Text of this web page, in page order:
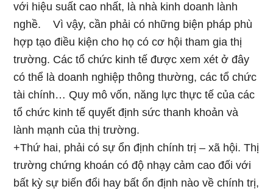
với hiệu suất cao nhất, là nhà kinh doanh lành
nghề. Vì vậy, cần phải có những biện pháp phù
hợp tạo điều kiện cho họ có cơ hội tham gia thị
trường. Các tổ chức kinh tế được xem xét ở đây
có thể là doanh nghiệp thông thường, các tổ chức
tài chính… Quy mô vốn, năng lực thực tế của các
tổ chức kinh tế quyết định sức thanh khoản và
lành mạnh của thị trường.
+Thứ hai, phải có sự ổn định chính trị – xã hội. Thị
trường chứng khoán có độ nhạy cảm cao đối với
bất kỳ sự biến đổi hay bất ổn định nào về chính trị,